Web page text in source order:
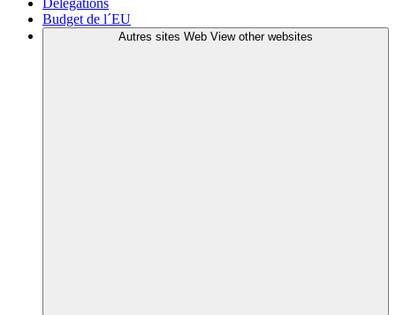
Délégations
Budget de l´EU
Autres sites Web View other websites